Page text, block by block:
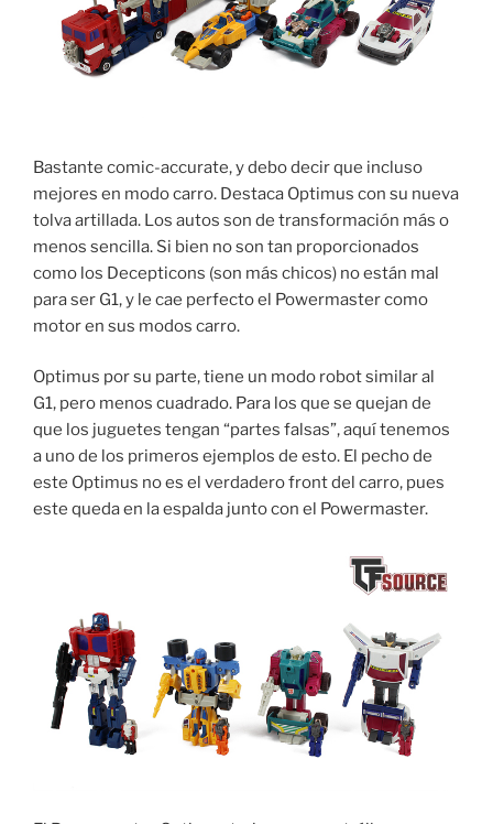
Bastante comic-accurate, y debo decir que incluso
mejores en modo carro. Destaca Optimus con su nueva
tolva artillada. Los autos son de transformación más o
menos sencilla. Si bien no son tan proporcionados
como los Decepticons (son más chicos) no están mal
para ser G1, y le cae perfecto el Powermaster como
motor en sus modos carro.
Optimus por su parte, tiene un modo robot similar al
G1, pero menos cuadrado. Para los que se quejan de
que los juguetes tengan “partes falsas”, aquí tenemos
a uno de los primeros ejemplos de esto. El pecho de
este Optimus no es el verdadero front del carro, pues
este queda en la espalda junto con el Powermaster.